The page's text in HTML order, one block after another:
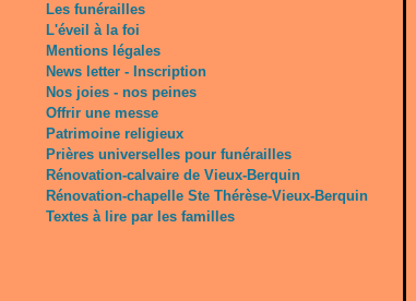
Les funérailles
L'éveil à la foi
Mentions légales
News letter - Inscription
Nos joies - nos peines
Offrir une messe
Patrimoine religieux
Prières universelles pour funérailles
Rénovation-calvaire de Vieux-Berquin
Rénovation-chapelle Ste Thérèse-Vieux-Berquin
Textes à lire par les familles